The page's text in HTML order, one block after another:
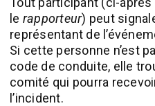
le rapporteur) peut
représentant de
Si cette personne n’est
code de conduite, elle
comité qui pourra
l’incident.